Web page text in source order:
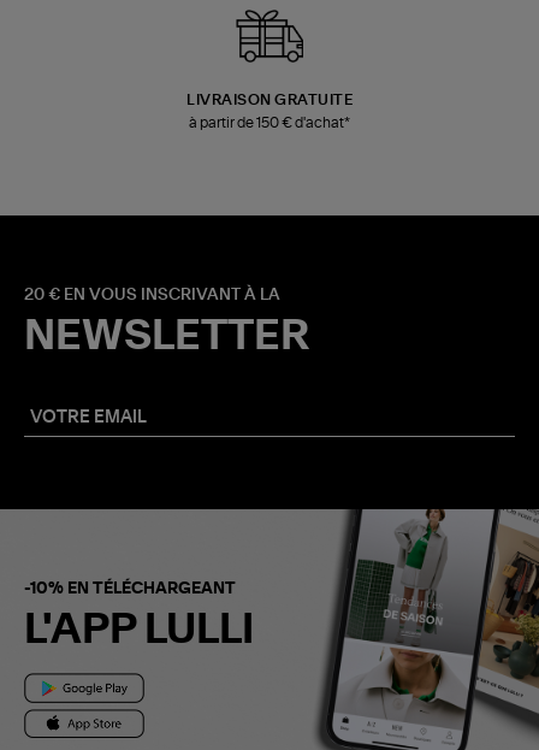
LIVRAISON GRATUITE
à partir de 150 € d'achat*
20 € EN VOUS INSCRIVANT À LA
NEWSLETTER
-10% EN TÉLÉCHARGEANT
L'APP LULLI